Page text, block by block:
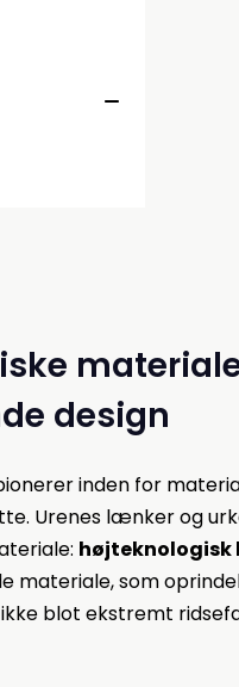
design
inden for
Urenes lænker og
højteknologisk
materiale, som
blot ekstremt